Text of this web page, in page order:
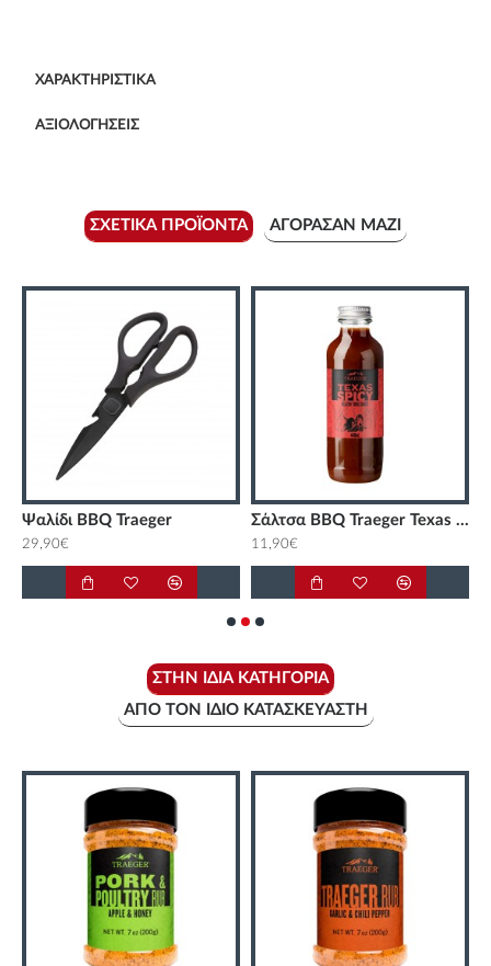
ΧΑΡΑΚΤΗΡΙΣΤΙΚΆ
ΑΞΙΟΛΟΓΉΣΕΙΣ
ΣΧΕΤΙΚΆ ΠΡΟΪΌΝΤΑ ΑΓΌΡΑΣΑΝ ΜΑΖΊ
Ψαλίδι BBQ Traeger
29,90€
Σάλτσα BBQ Traeger Texas Spicy 440 ml
11,90€
ΣΤΗΝ ΊΔΙΑ ΚΑΤΗΓΟΡΊΑ
ΑΠΌ ΤΟΝ ΊΔΙΟ ΚΑΤΑΣΚΕΥΑΣΤΉ